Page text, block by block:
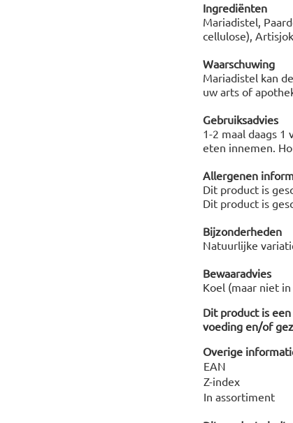
Ingrediënten
Mariadistel,
cellulose),
Waarschuwing
Mariadistel kan
uw arts of
Gebruiksadvies
1-2 maal daags
eten innemen.
Allergenen
Dit product is
Dit product is
Bijzonderheden
Natuurlijke
Bewaaradvies
Koel (maar niet
Dit product is
voeding en/of
Overige
EAN
Z-index
In assortiment